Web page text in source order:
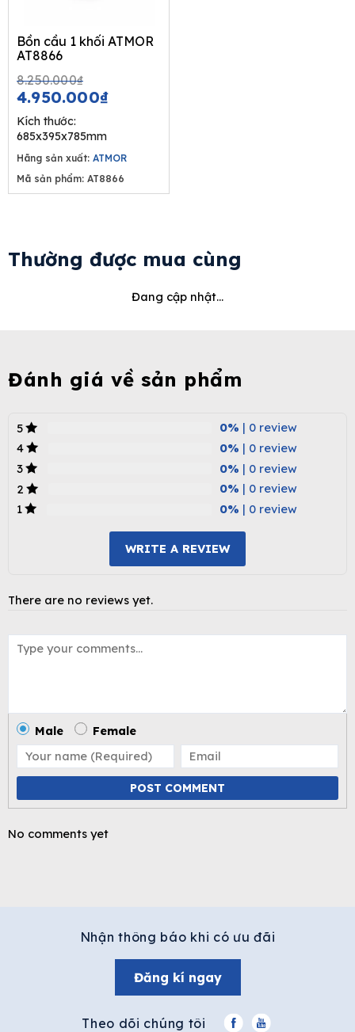
Bồn cầu 1 khối ATMOR
AT8866
8.250.000₫Original
price
8.250.000₫.
4.950.000₫price
Kích thước:
685x395x785mm
Hãng sản xuất: ATMOR
Mã sản phẩm: AT8866
Thường được mua cùng
Đang cập nhật...
Đánh giá về sản phẩm
5 0% | 0 review
4
0% | 0 review
3
0% | 0 review
2
0% | 0 review
1
0% | 0 review
WRITE A REVIEW
There are no reviews yet.
Male Female
POST COMMENT
No comments yet
Nhận thông báo khi có ưu đãi
Đăng kí ngay
Theo dõi chúng tôi